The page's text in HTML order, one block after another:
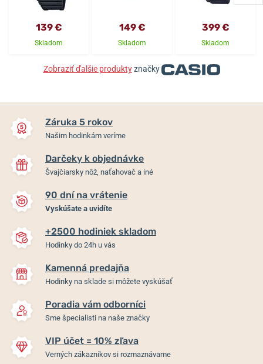
139 €
Skladom
149 €
Skladom
399 €
Skladom
Zobraziť ďalšie produktyznačky
Záruka 5 rokov
Našim hodinkám veríme
Darčeky k objednávke
Švajčiarsky nôž, naťahovač a iné
90 dní na vrátenie
Vyskúšate a uvidíte
+2500 hodiniek skladom
Hodinky do 24h u vás
Kamenná predajňa
Hodinky na sklade si môžete vyskúšať
Poradia vám odborníci
Sme špecialisti na naše značky
VIP účet = 10% zľava
Verných zákazníkov si rozmaznávame